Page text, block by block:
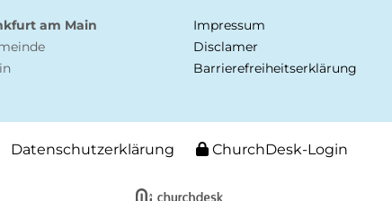
am Main
Impressum
Disclamer
Barrierefreiheitserklärung
Datenschutzerklärung ChurchDesk-Login